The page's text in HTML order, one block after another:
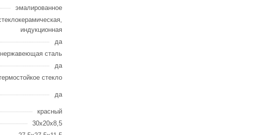
эмалированное
индукционная
да
нержавеющая сталь
да
стекло
да
красный
30x20x8,5